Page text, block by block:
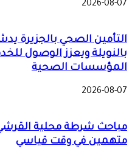
2026-08-07
التأمين الصحي بالجزيرة
بالنويلة ويعزز الوصول
المؤسسات الصحية
2026-08-07
مباحث شرطة محلية
متهمين في وقت قياسي